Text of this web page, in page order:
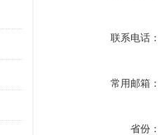
联系电话：
常用邮箱：
省份：